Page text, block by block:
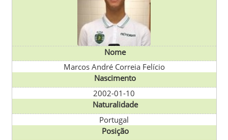
Nome
Marcos André Correia Felício
Nascimento
2002-01-10
Naturalidade
Portugal
Posição